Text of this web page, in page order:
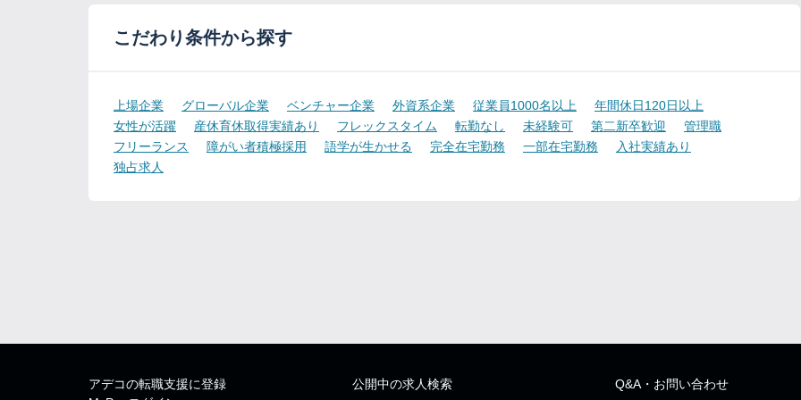
こだわり条件から探す
上場企業 グローバル企業 ベンチャー企業 外資系企業 従業員1000名以上
年間休日120日以上
女性が活躍
産休育休取得実績あり フレックスタイム 転勤なし 未経験可 第二新卒歓迎
管理職
フリーランス
障がい者積極採用 語学が生かせる 完全在宅勤務 一部在宅勤務
入社実績あり
独占求人
アデコの転職支援に登録
公開中の求人検索 Q&A・お問い合わせ